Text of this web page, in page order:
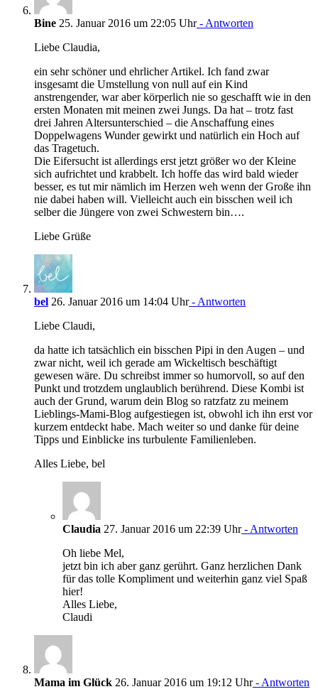
Bine 25. Januar 2016 um 22:05 Uhr- Antworten
Liebe Claudia,
ein sehr schöner und ehrlicher Artikel. Ich fand zwar
insgesamt die Umstellung von null auf ein Kind
anstrengender, war aber körperlich nie so geschafft wie in den
ersten Monaten mit meinen zwei Jungs. Da hat – trotz fast
drei Jahren Altersunterschied – die Anschaffung eines
Doppelwagens Wunder gewirkt und natürlich ein Hoch auf
das Tragetuch.
Die Eifersucht ist allerdings erst jetzt größer wo der Kleine
sich aufrichtet und krabbelt. Ich hoffe das wird bald wieder
besser, es tut mir nämlich im Herzen weh wenn der Große ihn
nie dabei haben will. Vielleicht auch ein bisschen weil ich
selber die Jüngere von zwei Schwestern bin….
Liebe Grüße
bel 26. Januar 2016 um 14:04 Uhr- Antworten
Liebe Claudi,
da hatte ich tatsächlich ein bisschen Pipi in den Augen – und
zwar nicht, weil ich gerade am Wickeltisch beschäftigt
gewesen wäre. Du schreibst immer so humorvoll, so auf den
Punkt und trotzdem unglaublich berührend. Diese Kombi ist
auch der Grund, warum dein Blog so ratzfatz zu meinem
Lieblings-Mami-Blog aufgestiegen ist, obwohl ich ihn erst vor
kurzem entdeckt habe. Mach weiter so und danke für deine
Tipps und Einblicke ins turbulente Familienleben.
Alles Liebe, bel
Claudia 27. Januar 2016 um 22:39 Uhr- Antworten
Oh liebe Mel,
jetzt bin ich aber ganz gerührt. Ganz herzlichen Dank
für das tolle Kompliment und weiterhin ganz viel Spaß
hier!
Alles Liebe,
Claudi
Mama im Glück 26. Januar 2016 um 19:12 Uhr- Antworten